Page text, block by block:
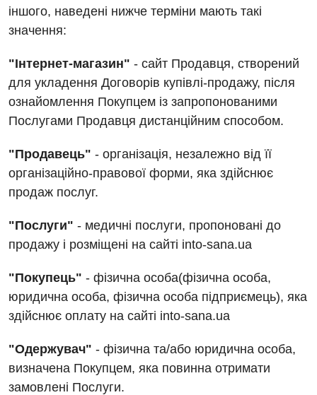
Вакансії
Заходи БПР
Діагностика
іншого, наведені нижче терміни мають такі
значення:
"Інтернет-магазин" - сайт Продавця, створений
для укладення Договорів купівлі-продажу, після
ознайомлення Покупцем із запропонованими
Послугами Продавця дистанційним способом.
"Продавець" - організація, незалежно від її
організаційно-правової форми, яка здійснює
продаж послуг.
"Послуги" - медичні послуги, пропоновані до
продажу і розміщені на сайті into-sana.ua
"Покупець" - фізична особа(фізична особа,
юридична особа, фізична особа підприємець), яка
здійснює оплату на сайті into-sana.ua
"Одержувач" - фізична та/або юридична особа,
визначена Покупцем, яка повинна отримати
замовлені Послуги.